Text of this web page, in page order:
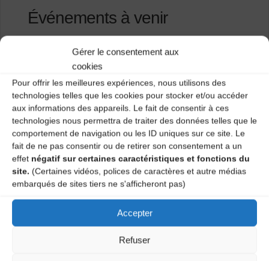
Gérer le consentement aux
cookies
Pour offrir les meilleures expériences, nous utilisons des
technologies telles que les cookies pour stocker et/ou accéder
aux informations des appareils. Le fait de consentir à ces
technologies nous permettra de traiter des données telles que le
comportement de navigation ou les ID uniques sur ce site. Le
fait de ne pas consentir ou de retirer son consentement a un
effet négatif sur certaines caractéristiques et fonctions du
site. (Certaines vidéos, polices de caractères et autre médias
embarqués de sites tiers ne s'afficheront pas)
Accepter
Refuser
Événements à venir
<li>Aucun événement à cet emplacement</li>
Salle polyvalente
Maison des oiseaux et de la nature
Laisser un
commentaire
obligatoires sont indiqués avec*